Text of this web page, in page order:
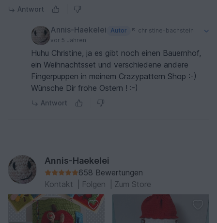
Antwort
Annis-Haekelei Autor
christine-bachstein
vor 5 Jahren
Huhu Christine, ja es gibt noch einen Bauernhof,
ein Weihnachtsset und verschiedene andere
Fingerpuppen in meinem Crazypattern Shop :-)
Wünsche Dir frohe Ostern ! :-)
Antwort
Annis-Haekelei
658 Bewertungen
Kontakt
Folgen Zum Store